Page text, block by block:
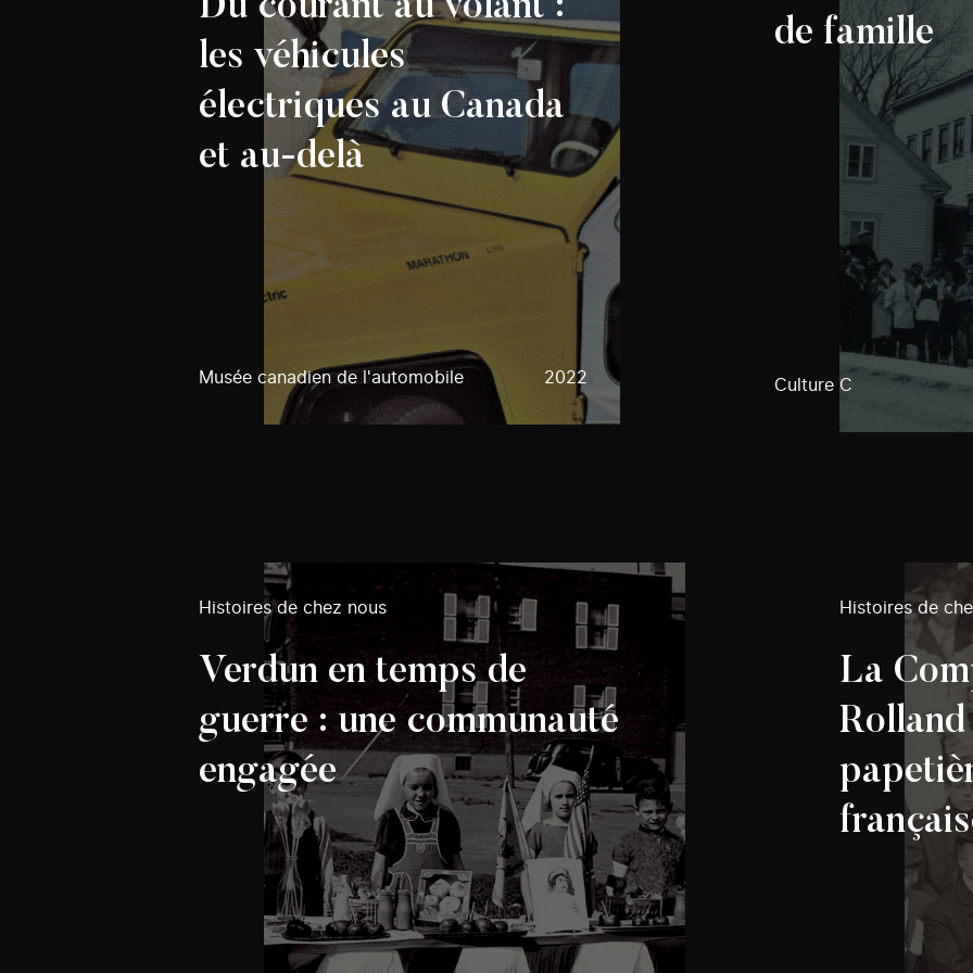
Du courant au volant :
les véhicules
électriques au Canada
et au-delà
Musée canadien de l'automobile 2022
de famille
Culture C
Histoires de chez nous
Verdun en temps de
guerre : une communauté
engagée
Histoires de
La